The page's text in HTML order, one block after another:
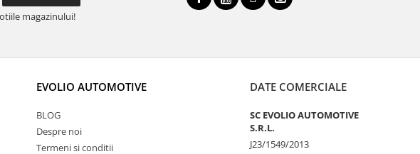
magazinului!
EVOLIO AUTOMOTIVE
BLOG
Despre noi
Termeni si conditii
DATE COMERCIALE
SC EVOLIO AUTOMOTIVE
S.R.L.
J23/1549/2013